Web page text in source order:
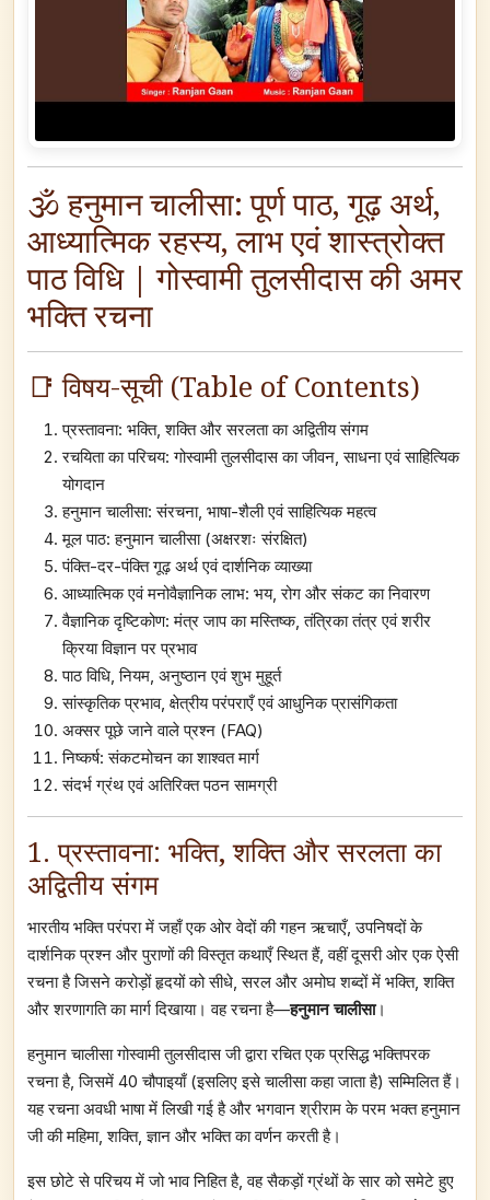
🕉️ हनुमान चालीसा: पूर्ण पाठ, गूढ़ अर्थ,
आध्यात्मिक रहस्य, लाभ एवं शास्त्रोक्त
पाठ विधि | गोस्वामी तुलसीदास की अमर
भक्ति रचना
📑 विषय-सूची (Table of Contents)
प्रस्तावना: भक्ति, शक्ति और सरलता का अद्वितीय संगम
रचयिता का परिचय: गोस्वामी तुलसीदास का जीवन, साधना एवं साहित्यिक
योगदान
हनुमान चालीसा: संरचना, भाषा-शैली एवं साहित्यिक महत्व
मूल पाठ: हनुमान चालीसा (अक्षरशः संरक्षित)
पंक्ति-दर-पंक्ति गूढ़ अर्थ एवं दार्शनिक व्याख्या
आध्यात्मिक एवं मनोवैज्ञानिक लाभ: भय, रोग और संकट का निवारण
वैज्ञानिक दृष्टिकोण: मंत्र जाप का मस्तिष्क, तंत्रिका तंत्र एवं शरीर
क्रिया विज्ञान पर प्रभाव
पाठ विधि, नियम, अनुष्ठान एवं शुभ मुहूर्त
सांस्कृतिक प्रभाव, क्षेत्रीय परंपराएँ एवं आधुनिक प्रासंगिकता
अक्सर पूछे जाने वाले प्रश्न (FAQ)
निष्कर्ष: संकटमोचन का शाश्वत मार्ग
संदर्भ ग्रंथ एवं अतिरिक्त पठन सामग्री
1. प्रस्तावना: भक्ति, शक्ति और सरलता का
अद्वितीय संगम
भारतीय भक्ति परंपरा में जहाँ एक ओर वेदों की गहन ऋचाएँ, उपनिषदों के
दार्शनिक प्रश्न और पुराणों की विस्तृत कथाएँ स्थित हैं, वहीं दूसरी ओर एक ऐसी
रचना है जिसने करोड़ों हृदयों को सीधे, सरल और अमोघ शब्दों में भक्ति, शक्ति
और शरणागति का मार्ग दिखाया। वह रचना है—हनुमान चालीसा।
हनुमान चालीसा गोस्वामी तुलसीदास जी द्वारा रचित एक प्रसिद्ध भक्तिपरक
रचना है, जिसमें 40 चौपाइयाँ (इसलिए इसे चालीसा कहा जाता है) सम्मिलित हैं।
यह रचना अवधी भाषा में लिखी गई है और भगवान श्रीराम के परम भक्त हनुमान
जी की महिमा, शक्ति, ज्ञान और भक्ति का वर्णन करती है।
इस छोटे से परिचय में जो भाव निहित है, वह सैकड़ों ग्रंथों के सार को समेटे हुए